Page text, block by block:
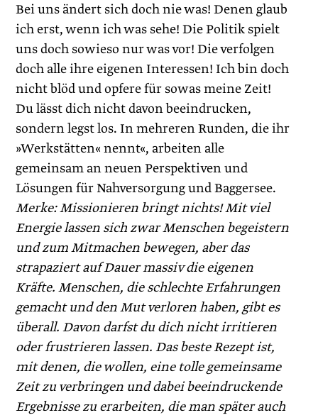
Bei uns ändert sich doch nie was! Denen glaub
ich erst, wenn ich was sehe! Die Politik spielt
uns doch sowieso nur was vor! Die verfolgen
doch alle ihre eigenen Interessen! Ich bin doch
nicht blöd und opfere für sowas meine Zeit!
Du lässt dich nicht davon beeindrucken,
sondern legst los. In mehreren Runden, die ihr
»Werkstätten« nennt«, arbeiten alle
gemeinsam an neuen Perspektiven und
Lösungen für Nahversorgung und Baggersee.
Merke: Missionieren bringt nichts! Mit viel
Energie lassen sich zwar Menschen begeistern
und zum Mitmachen bewegen, aber das
strapaziert auf Dauer massiv die eigenen
Kräfte. Menschen, die schlechte Erfahrungen
gemacht und den Mut verloren haben, gibt es
überall. Davon darfst du dich nicht irritieren
oder frustrieren lassen. Das beste Rezept ist,
mit denen, die wollen, eine tolle gemeinsame
Zeit zu verbringen und dabei beeindruckende
Ergebnisse zu erarbeiten, die man später auch